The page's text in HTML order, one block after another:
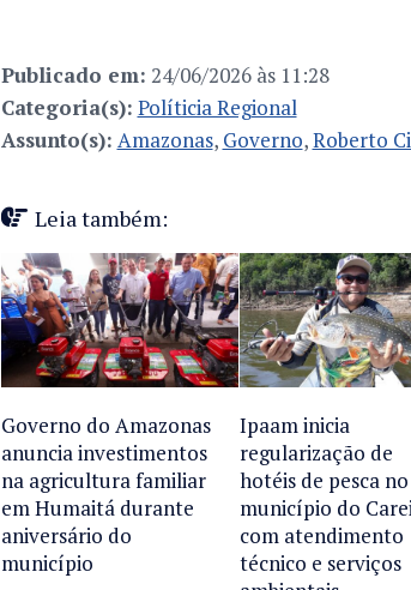
Publicado em: 24/06/2026 às 11:28
Categoria(s): Políticia Regional
Assunto(s): Amazonas, Governo,Roberto
Leia também:
Governo do Amazonas
anuncia investimentos
na agricultura familiar
em Humaitá durante
aniversário do
município
Ipaam inicia
regularização de
hotéis de pesca no
município do
com atendimento
técnico e serviços